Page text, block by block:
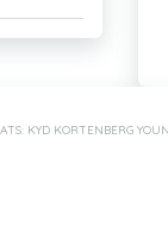
KYD KORTENBERG